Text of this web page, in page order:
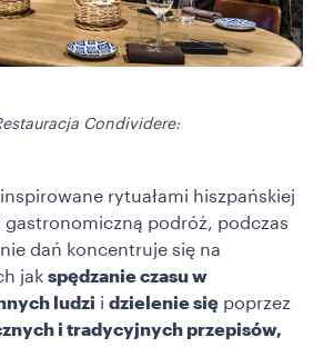
Condividere:
rytuałami hiszpańskiej
gastronomiczną podróż, podczas
dań koncentruje się na
jak spędzanie czasu w
ludzi i dzielenie się poprzez
i tradycyjnych przepisów,